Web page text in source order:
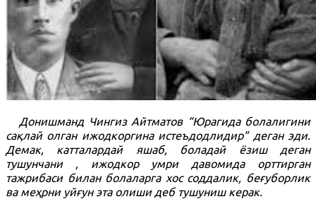
Донишманд Чингиз Айтматов “Юрагида болалигини
сақлай олган ижодкоргина истеъдодлидир” деган эди.
Демак, катталардай яшаб, боладай ёзиш деган
тушунчани , ижодкор умри давомида орттирган
тажрибаси билан болаларга хос соддалик, беғуборлик
ва меҳрни уйғун эта олиши деб тушуниш керак.